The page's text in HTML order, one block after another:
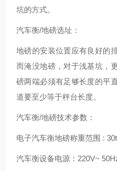
坑的方式。
汽车衡/地磅选址：
地磅的安装位置应有良好的
而淹没地磅，对于浅基坑，
磅两端必须有足够长度的平
道要至少等于秤台长度。
汽车衡/地磅技术参数：
电子汽车衡地磅称重范围 :
汽车衡设备电源：220V~